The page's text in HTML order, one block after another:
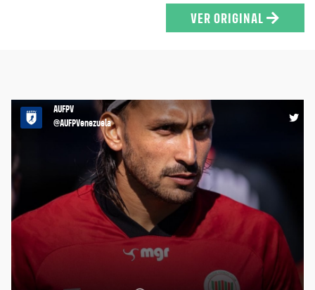
VER ORIGINAL
AUFPV
@AUFPVenezuela